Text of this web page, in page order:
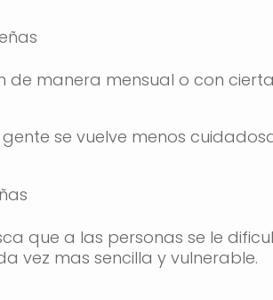
de manera mensual o con
se vuelve menos
que a las personas se le
vez mas sencilla y vulnerable.